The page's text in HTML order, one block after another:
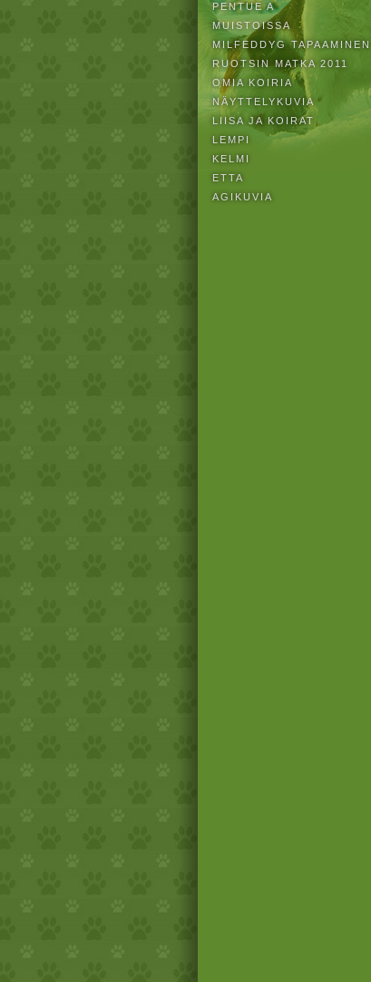
PENTUE A
MUISTOISSA
MILFEDDYG TAPAAMINEN
RUOTSIN MATKA 2011
OMIA KOIRIA
NÄYTTELYKUVIA
LIISA JA KOIRAT
LEMPI
KELMI
ETTA
AGIKUVIA